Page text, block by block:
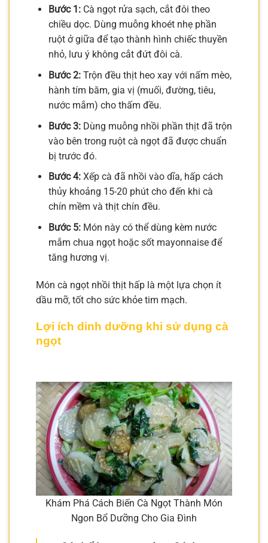
Bước 1:Cà ngọt rửa sạch, cắt đôi theo
chiều dọc. Dùng muỗng khoét nhẹ phần
ruột ở giữa để tạo thành hình chiếc thuyền
nhỏ, lưu ý không cắt đứt đôi cà.
Bước 2:Trộn đều thịt heo xay với nấm mèo,
hành tím băm, gia vị (muối, đường, tiêu,
nước mắm) cho thấm đều.
Bước 3:Dùng muỗng nhồi phần thịt đã trộn
vào bên trong ruột cà ngọt đã được chuẩn
bị trước đó.
Bước 4:Xếp cà đã nhồi vào dĩa, hấp cách
thủy khoảng 15-20 phút cho đến khi cà
chín mềm và thịt chín đều.
Bước 5:Món này có thể dùng kèm nước
mắm chua ngọt hoặc sốt mayonnaise để
tăng hương vị.
Món cà ngọt nhồi thịt hấp là một lựa chọn ít
dầu mỡ, tốt cho sức khỏe tim mạch.
Lợi ích dinh dưỡng khi sử dụng cà
ngọt
Khám Phá Cách Biến Cà Ngọt Thành Món
Ngon Bổ Dưỡng Cho Gia Đình